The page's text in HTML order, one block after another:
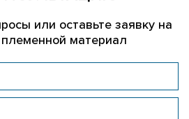
или оставьте заявку на
материал